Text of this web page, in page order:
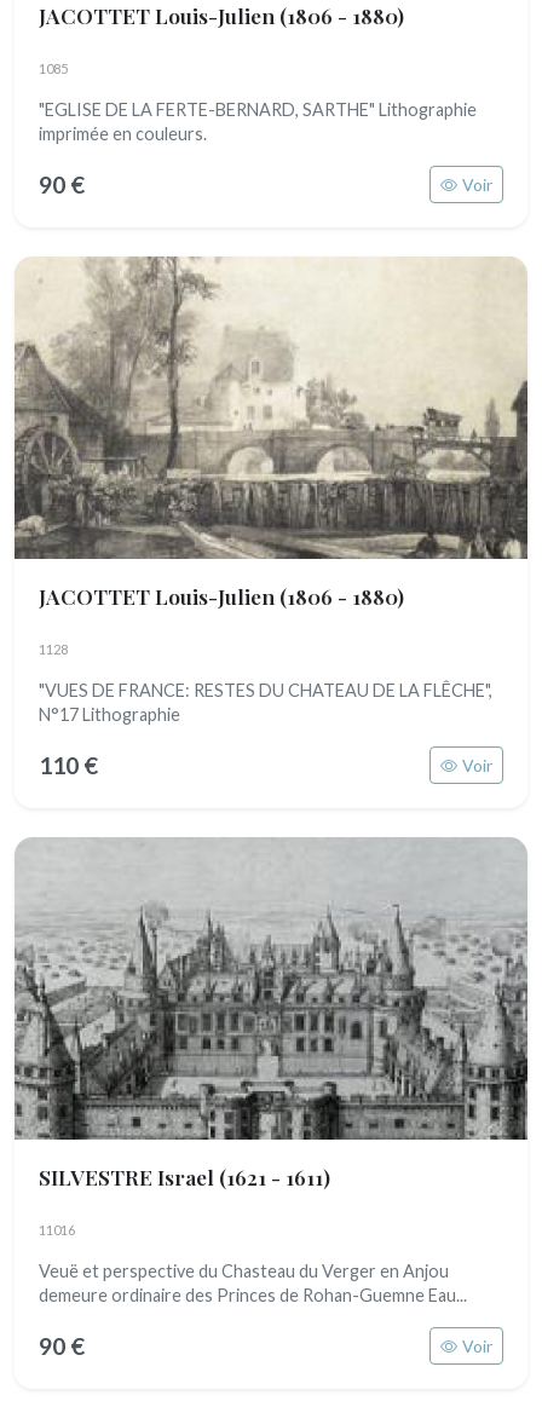
JACOTTET Louis-Julien (1806 - 1880)
1085
"EGLISE DE LA FERTE-BERNARD, SARTHE" Lithographie
imprimée en couleurs.
90 € Voir
JACOTTET Louis-Julien (1806 - 1880)
1128
"VUES DE FRANCE: RESTES DU CHATEAU DE LA FLÊCHE",
N°17 Lithographie
110 € Voir
SILVESTRE Israel (1621 - 1611)
11016
Veuë et perspective du Chasteau du Verger en Anjou
demeure ordinaire des Princes de Rohan-Guemne Eau...
90 € Voir